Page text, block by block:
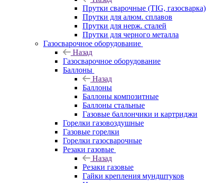
Прутки сварочные (TIG, газосварка)
Прутки для алюм. сплавов
Прутки для нерж. сталей
Прутки для черного металла
Газосварочное оборудование
Назад
Газосварочное оборудование
Баллоны
Назад
Баллоны
Баллоны композитные
Баллоны стальные
Газовые баллончики и картриджи
Горелки газовоздушные
Газовые горелки
Горелки газосварочные
Резаки газовые
Назад
Резаки газовые
Гайки крепления мундштуков